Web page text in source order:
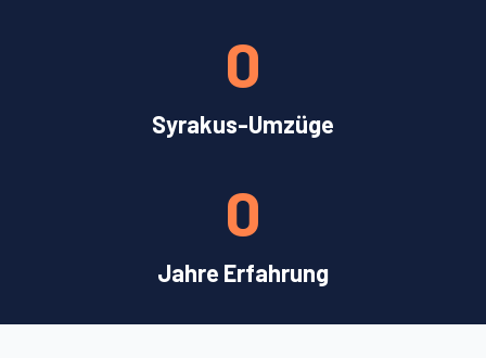
Syrakus-Umzüge
0
Jahre Erfahrung
0